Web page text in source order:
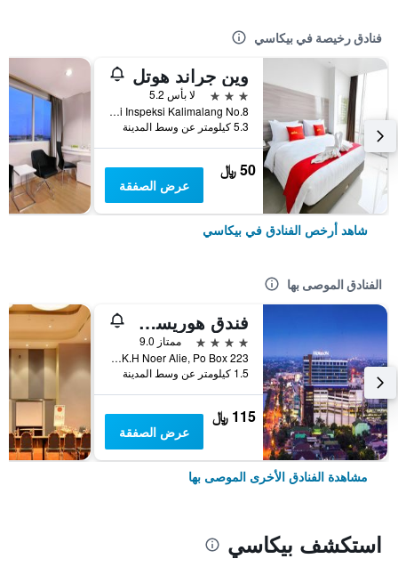
فنادق رخيصة في بيكاسي
وين جراند هوتل
3 نجوم
لا بأس 5.2
Jl KH Noer Ali Inspeksi Kalimalang No.8, بيكاسي, إندونيسيا
5.3 كيلومتر عن وسط المدينة
50 ﷼
عرض الصفقة
شاهد أرخص الفنادق في بيكاسي
الفنادق الموصى بها
فندق هوريسون ألتيما بيكاسي
4 نجوم
ممتاز 9.0
Jl. K.H Noer Alie, Po Box 223, بيكاسي, إندونيسيا
1.5 كيلومتر عن وسط المدينة
115 ﷼
عرض الصفقة
مشاهدة الفنادق الأخرى الموصى بها
استكشف بيكاسي